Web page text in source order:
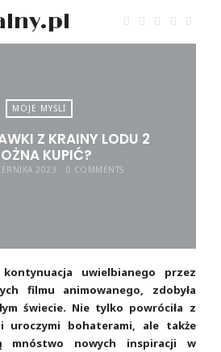
MOJE MYŚLI
Z KRAINY LODU 2
KUPIĆ?
2023 0 COMMENTS
uwielbianego przez
filmu animowanego, zdobyła
świecie. Nie tylko powróciła z
uroczymi bohaterami, ale także
mnóstwo nowych inspiracji w